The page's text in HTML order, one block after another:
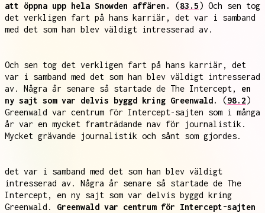
att öppna upp hela Snowden affären.
(83.5) Och sen tog
det verkligen fart på hans karriär, det var i samband
med det som han blev väldigt intresserad av.
Och sen tog det verkligen fart på hans karriär, det
var i samband med det som han blev väldigt intresserad
av. Några år senare så startade de The Intercept, en
ny sajt som var delvis byggd kring Greenwald.
(98.2)
Greenwald var centrum för Intercept-sajten som i många
år var en mycket framträdande nav för journalistik.
Mycket grävande journalistik och sånt som gjordes.
det var i samband med det som han blev väldigt
intresserad av. Några år senare så startade de The
Intercept, en ny sajt som var delvis byggd kring
Greenwald. Greenwald var centrum för Intercept-sajten